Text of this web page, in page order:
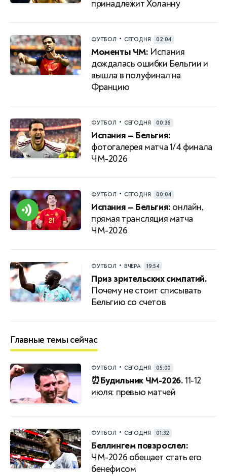
принадлежит Холанну
ФУТБОЛ • СЕГОДНЯ 02:04
Моменты ЧМ: Испания
дождалась ошибки Бельгии и
вышла в полуфинал на
Францию
ФУТБОЛ • СЕГОДНЯ 00:36
Испания — Бельгия:
фотогалерея матча 1/4 финала
ЧМ-2026
ФУТБОЛ • СЕГОДНЯ 00:04
Испания — Бельгия: онлайн,
прямая трансляция матча
ЧМ-2026
ФУТБОЛ • ВЧЕРА 19:54
Приз зрительских симпатий.
Почему не стоит списывать
Бельгию со счетов
Главные темы сейчас
ФУТБОЛ • СЕГОДНЯ 05:00
⏰Будильник ЧМ-2026.11-12
июля: превью матчей
ФУТБОЛ • СЕГОДНЯ 01:32
Беллингем повзрослел:
ЧМ-2026 обещает стать его
бенефисом